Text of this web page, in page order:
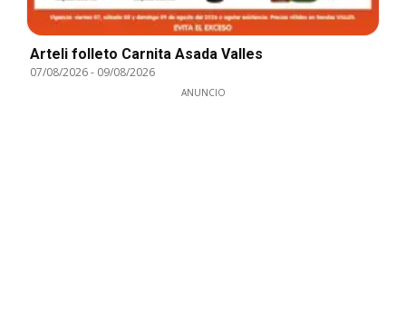
Arteli folleto Carnita Asada Valles
07/08/2026- 09/08/2026
ANUNCIO